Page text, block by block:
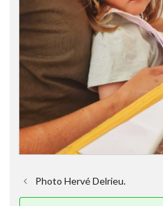
Photo Hervé Delrieu.